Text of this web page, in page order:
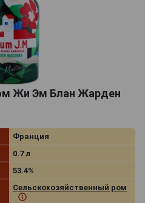
Жи Эм Блан Жарден
Франция
0.7 л
53.4%
Cельскохозяйственный ром